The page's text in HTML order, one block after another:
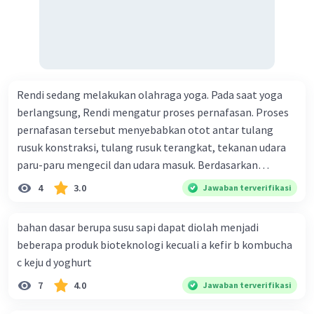
Rendi sedang melakukan olahraga yoga. Pada saat yoga
berlangsung, Rendi mengatur proses pernafasan. Proses
pernafasan tersebut menyebabkan otot antar tulang
rusuk konstraksi, tulang rusuk terangkat, tekanan udara
paru-paru mengecil dan udara masuk. Berdasarkan
informasi tersebut, dapat disimpulkan bahwa Rendi
sedang melakukan proses pernafasan....
4 3.0 Jawaban terverifikasi
bahan dasar berupa susu sapi dapat diolah menjadi
beberapa produk bioteknologi kecuali a kefir b kombucha
c keju d yoghurt
7 4.0 Jawaban terverifikasi